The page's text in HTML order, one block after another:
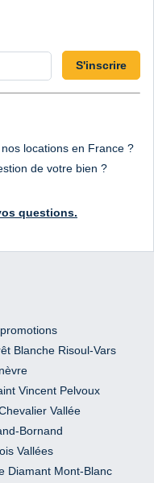
S'inscrire
locations en France ?
de votre bien ?
questions.
Blanche Risoul-Vars
Vincent Pelvoux
Vallée
Bornand
Vallées
Diamant Mont-Blanc